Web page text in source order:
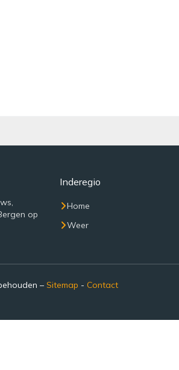
op
Inderegio
Home
Weer
– Sitemap - Contact